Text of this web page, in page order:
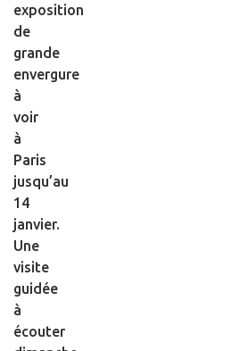
exposition
de
grande
envergure
à
voir
à
Paris
jusqu’au
14
janvier.
Une
visite
guidée
à
écouter